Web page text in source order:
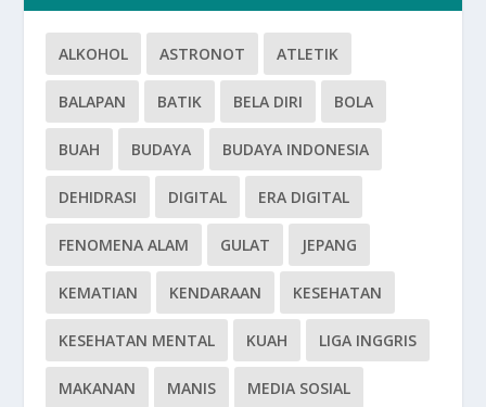
ALKOHOL ASTRONOT ATLETIK
BALAPAN BATIK BELA DIRI BOLA
BUAH BUDAYA BUDAYA INDONESIA
DEHIDRASI DIGITAL ERA DIGITAL
FENOMENA ALAM GULAT JEPANG
KEMATIAN KENDARAAN KESEHATAN
KESEHATAN MENTAL KUAH LIGA INGGRIS
MAKANAN MANIS MEDIA SOSIAL